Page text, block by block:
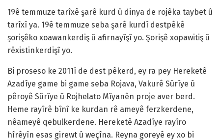
19ê temmuze tarîxê şarê kurd û dinya de rojêka taybet û
tarîxî ya. 19ê temmuze seba şarê kurdî destpêkê
şorişêko xoawankerdiş û afirnayîşî yo. Şorişê xopawitiş û
rêxistinkerdişî yo.
Bi proseso ke 2011î de dest pêkerd, ey ra pey Hereketê
Azadîye game bi game seba Rojava, Vakurê Sûrîye û
pêroyê Sûrîye û Rojhelato Mîyanên proje aver berd.
Heme rayîrê bînî ke kurdan rê ameyê ferzkerdene,
nêameyê qebulkerdene. Hereketê Azadîye rayîro
hîrêyîn esas girewt û weçîna. Reyna goreyê ey xo bi